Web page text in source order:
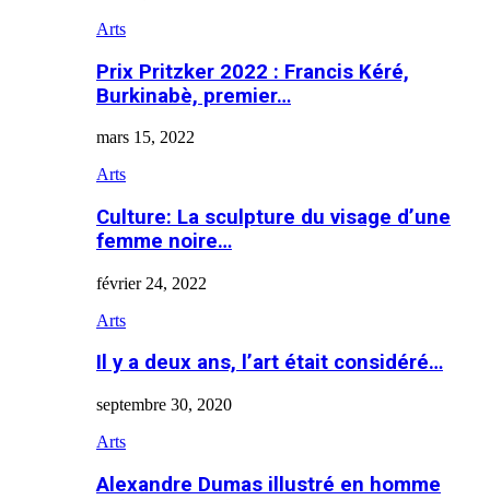
Arts
Prix Pritzker 2022 : Francis Kéré,
Burkinabè, premier…
mars 15, 2022
Arts
Culture: La sculpture du visage d’une
femme noire…
février 24, 2022
Arts
Il y a deux ans, l’art était considéré…
septembre 30, 2020
Arts
Alexandre Dumas illustré en homme